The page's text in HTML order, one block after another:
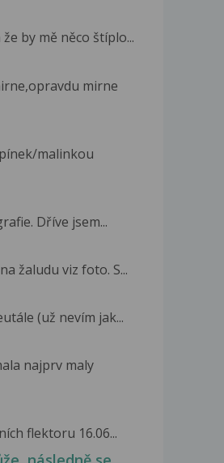
by mě něco štíplo...
mirne
malinkou
Dříve jsem...
žaludu viz foto. S...
(už nevím jak...
najprv maly
flektoru 16.06...